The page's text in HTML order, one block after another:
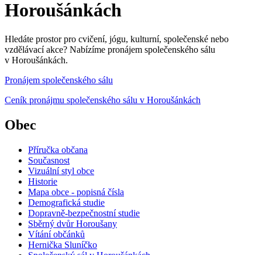
Horoušánkách
Hledáte prostor pro cvičení, jógu, kulturní, společenské nebo
vzdělávací akce? Nabízíme pronájem společenského sálu
v Horoušánkách.
Pronájem společenského sálu
Ceník pronájmu společenského sálu v Horoušánkách
Obec
Příručka občana
Současnost
Vizuální styl obce
Historie
Mapa obce - popisná čísla
Demografická studie
Dopravně-bezpečnostní studie
Sběrný dvůr Horoušany
Vítání občánků
Hernička Sluníčko